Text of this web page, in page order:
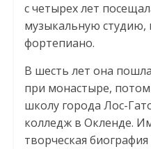
с четырех лет
музыкальную студию,
фортепиано.
В шесть лет она
при монастыре,
школу города Лос-
колледж в Окленде.
творческая